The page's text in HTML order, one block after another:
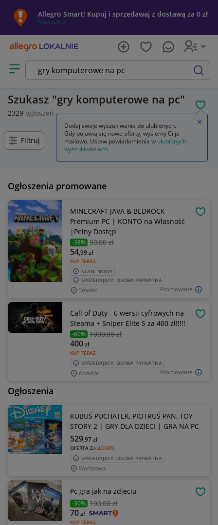
Allegro Smart! Kupuj i sprzedawaj z dostawą za 0 zł
Sprawdź »
Otwórz menu z kategoriami
szukaj
Szukasz gry komputerowe na pc
2329 ogłoszeń
Filtruj
Ogłoszenia promowane
Promowane
MINECRAFT JAVA & BEDROCK
Premium PC | KONTO na Własność
|Pełny Dostęp
-38% 90,00 zł
KUP TERAZ
54,99zł
STAN: NOWY
SPRZEDAJĄCY: OSOBA PRYWATNA
Smolec
Promowane
Call of Duty - 6 wersji cyfrowych na
Steama + Sniper Elite 5 za 400 zł!!!!!
-60% 1000,00 zł
KUP TERAZ
400zł
SPRZEDAJĄCY: OSOBA PRYWATNA
Końskie
Ogłoszenia
KUBUŚ PUCHATEK, PIOTRUŚ PAN, TOY
STORY 2 | GRY DLA DZIECI | GRA NA PC
OFERTA ZALLEGRO
529,97zł
SPRZEDAJĄCY: OSOBA PRYWATNA
Warszawa
Pc gra jak na zdjeciu
-30% 100,00 zł
KUP TERAZ
70zł
Dodaj swoje wyszukiwania do ulubionych.
Gdy pojawią się nowe oferty, wyślemy Ci je
mailowo. Ustaw powiadomienia w ulubionych
wyszukiwaniach.